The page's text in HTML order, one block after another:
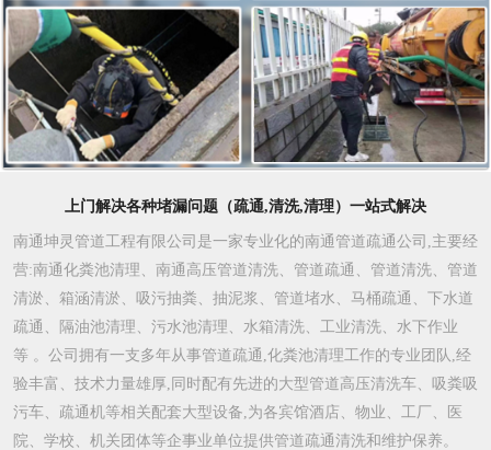
上门解决各种堵漏问题（疏通,清洗,清理）一站式解决
南通坤灵管道工程有限公司是一家专业化的南通管道疏通公司,主要经
营:南通化粪池清理、南通高压管道清洗、管道疏通、管道清洗、管道
清淤、箱涵清淤、吸污抽粪、抽泥浆、管道堵水、马桶疏通、下水道
疏通、隔油池清理、污水池清理、水箱清洗、工业清洗、水下作业
等 。公司拥有一支多年从事管道疏通,化粪池清理工作的专业团队,经
验丰富、技术力量雄厚,同时配有先进的大型管道高压清洗车、吸粪吸
污车、疏通机等相关配套大型设备,为各宾馆酒店、物业、工厂、医
院、学校、机关团体等企事业单位提供管道疏通清洗和维护保养。